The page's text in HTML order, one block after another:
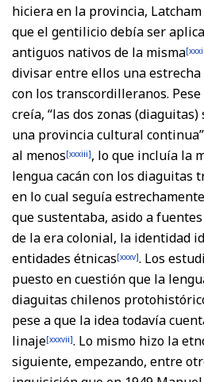
hiciera en la provincia,
que el gentilicio debía ser
antiguos nativos de la misma
divisar entre ellos una
con los transcordilleranos.
creía, “las dos zonas
una provincia cultural
al menos[xxxiii], lo que incluía la
lengua cacán con los diaguitas
en lo cual seguía
que sustentaba, asido a
de la era colonial, la identidad
entidades étnicas[xxxv]. Los
puesto en cuestión que la
diaguitas chilenos
pese a que la idea todavía
linaje[xxxvii]. Lo mismo hizo la
siguiente, empezando, entre